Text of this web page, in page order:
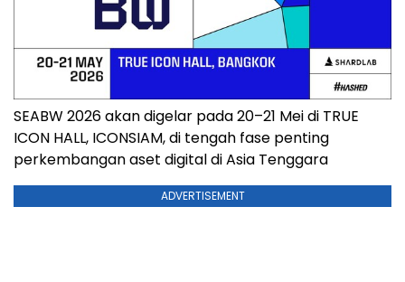
SEABW 2026 akan digelar pada 20–21 Mei di TRUE
ICON HALL, ICONSIAM, di tengah fase penting
perkembangan aset digital di Asia Tenggara
ADVERTISEMENT